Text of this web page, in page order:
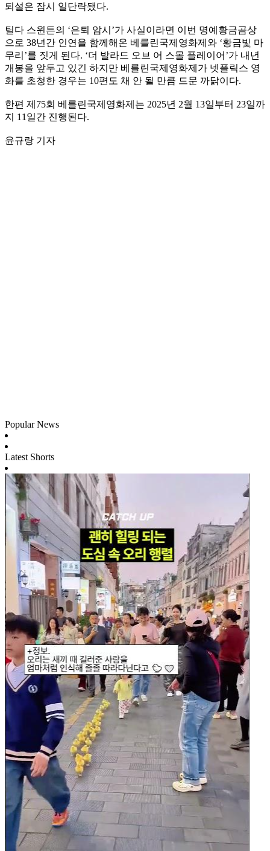
퇴설은 잠시 일단락됐다.
틸다 스윈튼의 ‘은퇴 암시’가 사실이라면 이번 명예황금곰상
으로 38년간 인연을 함께해온 베를린국제영화제와 ‘황금빛 마
무리’를 짓게 된다. ‘더 발라드 오브 어 스몰 플레이어’가 내년
개봉을 앞두고 있긴 하지만 베를린국제영화제가 넷플릭스 영
화를 초청한 경우는 10편도 채 안 될 만큼 드문 까닭이다.
한편 제75회 베를린국제영화제는 2025년 2월 13일부터 23일까
지 11일간 진행된다.
윤규랑 기자
Popular News
Latest Shorts